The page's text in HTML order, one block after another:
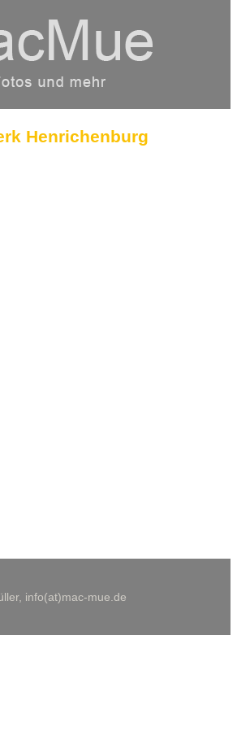
Henrichenburg
info(at)mac-mue.de